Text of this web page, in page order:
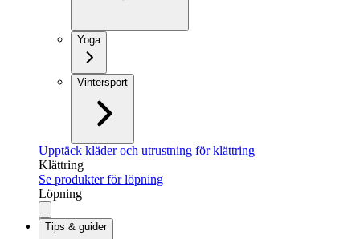
Yoga
Vintersport
Upptäck kläder och utrustning för klättring
Klättring
Se produkter för löpning
Löpning
Tips & guider